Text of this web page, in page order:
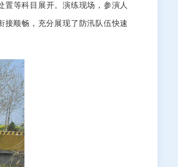
等科目展开。演练现场，参演人
接顺畅，充分展现了防汛队伍快速